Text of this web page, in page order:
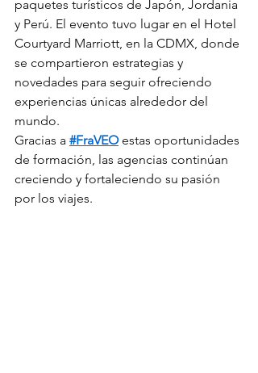
paquetes turísticos de Japón, Jordania
y Perú. El evento tuvo lugar en el Hotel
Courtyard Marriott, en la CDMX, donde
se compartieron estrategias y
novedades para seguir ofreciendo
experiencias únicas alrededor del
mundo.
Gracias a #FraVEO estas oportunidades
de formación, las agencias continúan
creciendo y fortaleciendo su pasión
por los viajes.